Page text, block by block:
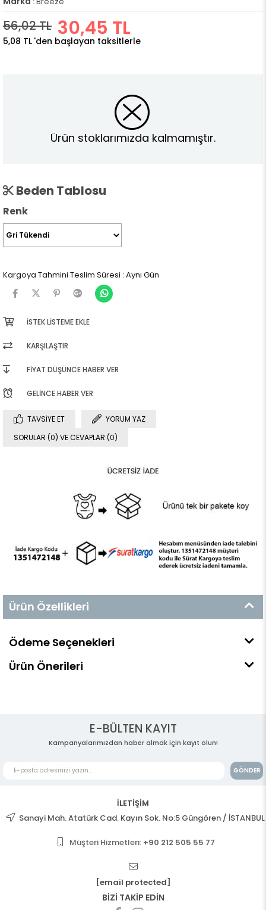
56,02 TL 30,45 TL
5,08 TL 'den başlayan taksitlerle
Ürün stoklarımızda kalmamıştır.
Beden Tablosu
Renk
Kargoya Tahmini Teslim Süresi : Aynı Gün
İSTEK LISTEME EKLE
KARŞILAŞTIR
FIYAT DÜŞÜNCE HABER VER
GELINCE HABER VER
TAVSIYE ET
YORUM YAZ
SORULAR (0) VE CEVAPLAR (0)
Ürün Özellikleri
Ödeme Seçenekleri
Ürün Önerileri
E-BÜLTEN KAYIT
Kampanyalarımızdan haber almak için kayıt olun!
GÖNDER
İLETİŞİM
Sanayi Mah. Atatürk Cad. Kayın Sok. No:5 Güngören / İSTANBUL
Müşteri Hizmetleri: +90 212 505 55 77
[email protected]
BİZİ TAKİP EDİN